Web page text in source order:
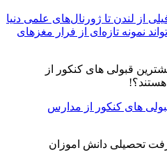
از لندن تا ژورنال‌های علمی دنیا
نمونه تازه‌ای از فرار مغزهای
های کنکور از مدارس